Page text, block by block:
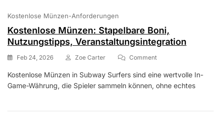
Kostenlose Münzen-Anforderungen
Kostenlose Münzen: Stapelbare Boni,
Nutzungstipps, Veranstaltungsintegration
Feb 24, 2026 Zoe Carter CommentOn
Münzen:
Stapelbare
Kostenlose Münzen in Subway Surfers sind eine wertvolle In-
Game-Währung, die Spieler sammeln können, ohne echtes